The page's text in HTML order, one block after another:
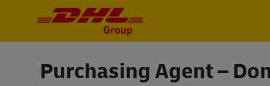
Purchasing Agent –